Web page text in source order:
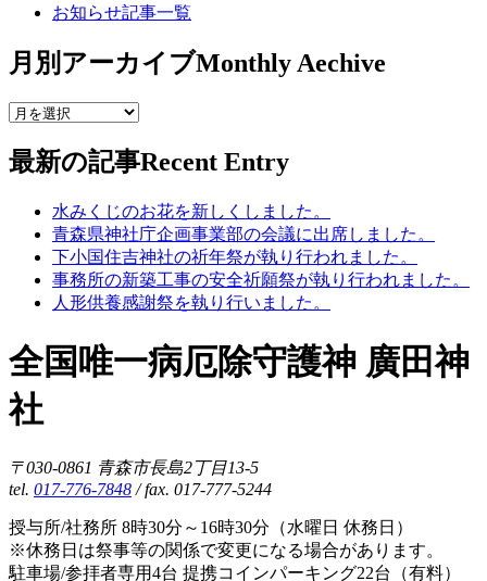
お知らせ記事一覧
月別アーカイブMonthly Aechive
最新の記事Recent Entry
水みくじのお花を新しくしました。
青森県神社庁企画事業部の会議に出席しました。
下小国住吉神社の祈年祭が執り行われました。
事務所の新築工事の安全祈願祭が執り行われました。
人形供養感謝祭を執り行いました。
全国唯一病厄除守護神 廣田神
社
〒030-0861 青森市長島2丁目13-5
tel. 017-776-7848 / fax. 017-777-5244
授与所/社務所 8時30分～16時30分（水曜日 休務日）
※休務日は祭事等の関係で変更になる場合があります。
駐車場/参拝者専用4台 提携コインパーキング22台（有料）